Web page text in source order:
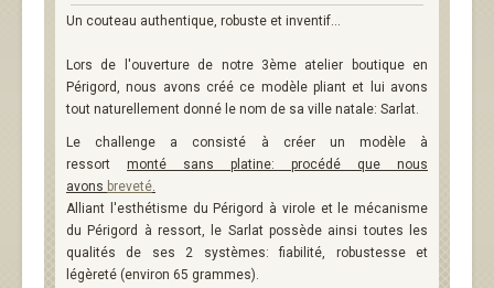
Un couteau authentique, robuste et inventif...
Lors de l'ouverture de notre 3ème atelier boutique en
Périgord, nous avons créé ce modèle pliant et lui avons
tout naturellement donné le nom de sa ville natale: Sarlat.
Le challenge a consisté à créer un modèle à
ressort monté sans platine: procédé que nous
avons breveté.
Alliant l'esthétisme du Périgord à virole et le mécanisme
du Périgord à ressort, le Sarlat possède ainsi toutes les
qualités de ses 2 systèmes: fiabilité, robustesse et
légèreté (environ 65 grammes).